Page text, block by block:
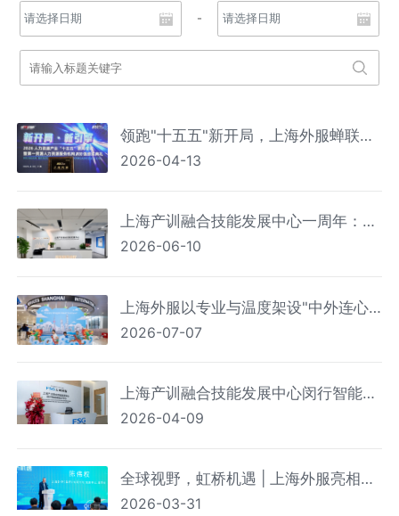
-
领跑"十五五"新开局，上海外服蝉联
2026第一资源人力资源服务机构百强
2026-04-13
上海产训融合技能发展中心一周年：笃
行实干打造全链条闭环 专业实践赋能技
2026-06-10
上海外服以专业与温度架设"中外连心
桥" 上海机场外籍人员一站式综合服务
2026-07-07
上海产训融合技能发展中心闵行智能制
造分中心揭牌成立
2026-04-09
全球视野，虹桥机遇 | 上海外服亮相首
届海外投资与综合服务展洽会
2026-03-31